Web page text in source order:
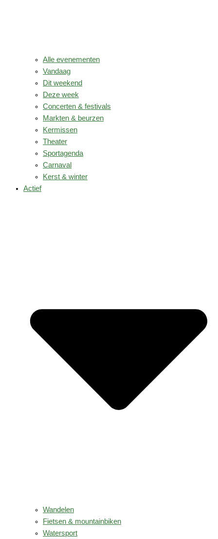
Alle evenementen
Vandaag
Dit weekend
Deze week
Concerten & festivals
Markten & beurzen
Kermissen
Theater
Sportagenda
Carnaval
Kerst & winter
Actief
Wandelen
Fietsen & mountainbiken
Watersport